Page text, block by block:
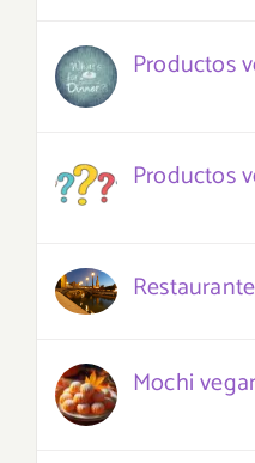
Productos
Productos
Mochi